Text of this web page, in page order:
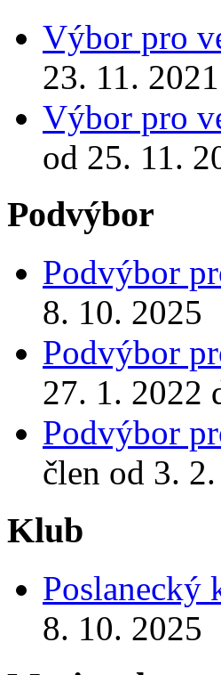
Výbor pro
23. 11.
Výbor pro
od 25. 11.
Podvýbor
Podvýbor
8. 10. 2025
Podvýbor
27. 1. 2022
Podvýbor
člen od 3.
Klub
Poslanecký
8. 10. 2025